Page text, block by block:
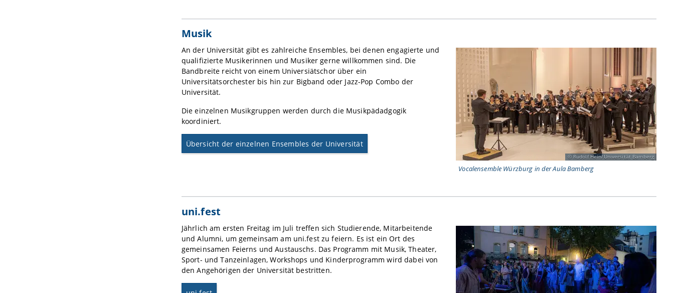
Musik
Rudolf Hein/Universität Bamberg
Vocalensemble Würzburg in der Aula Bamberg
An der Universität gibt es zahlreiche Ensembles, bei denen engagierte und
qualifizierte Musikerinnen und Musiker gerne willkommen sind. Die
Bandbreite reicht von einem Universiätschor über ein
Universitätsorchester bis hin zur Bigband oder Jazz-Pop Combo der
Universität.
Die einzelnen Musikgruppen werden durch die Musikpädadgogik
koordiniert.
Übersicht der einzelnen Ensembles der Universität
uni.fest
Jährlich am ersten Freitag im Juli treffen sich Studierende, Mitarbeitende
und Alumni, um gemeinsam am uni.fest zu feiern. Es ist ein Ort des
gemeinsamen Feierns und Austauschs. Das Programm mit Musik, Theater,
Sport- und Tanzeinlagen, Workshops und Kinderprogramm wird dabei von
den Angehörigen der Universität bestritten.